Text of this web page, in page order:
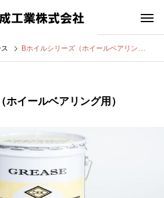
Bホイルシリーズ（ホイールベアリング用）
イールベアリング用）